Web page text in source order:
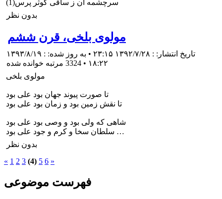
سرچشمه آن ز ساقى كوثر پرس(1)
بدون نظر
مولوی بلخی، قرن ششم
تاریخ انتشار: : ۱۳۹۲/۷/۲۸ ۲۳:۱۵ • به روز شده: : ۱۳۹۳/۸/۱۹
۱۸:۲۲ • 3324 مرتبه خوانده شده
مولوی بلخی
تا صورت پيوند جهان بود على بود
تا نقش زمين بود و زمان بود على بود
شاهى كه ولى بود و وصى بود على بود
سلطان سخا و كرم و جود على بود …
بدون نظر
« 1 2 3 (4) 5 6 »
فهرست موضوعی